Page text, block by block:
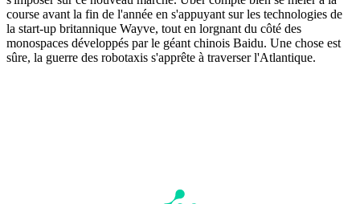
course avant la fin de l'année en s'appuyant sur les technologies de
la start-up britannique Wayve, tout en lorgnant du côté des
monospaces développés par le géant chinois Baidu. Une chose est
sûre, la guerre des robotaxis s'apprête à traverser l'Atlantique.